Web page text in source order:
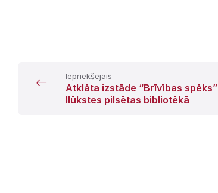
Iepriekšējais
Atklāta izstāde “Brīvības spēks”
Ilūkstes pilsētas bibliotēkā